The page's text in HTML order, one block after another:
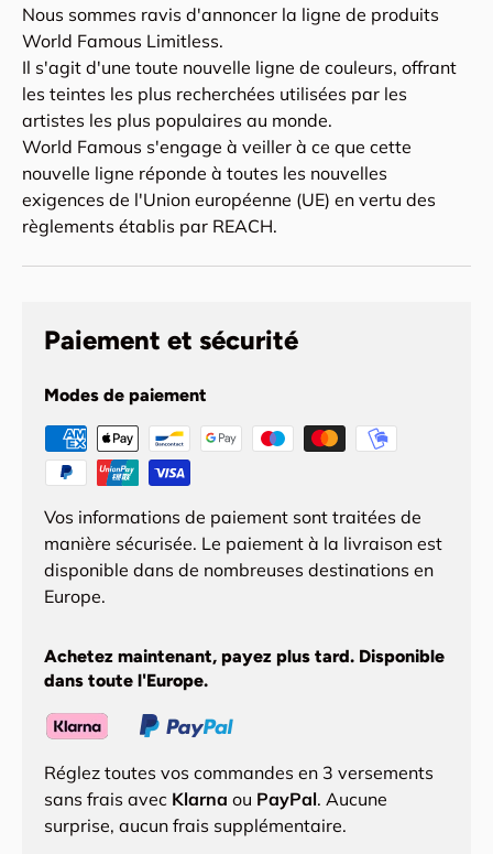
Nous sommes ravis d'annoncer la ligne de produits
World Famous Limitless.
Il s'agit d'une toute nouvelle ligne de couleurs, offrant
les teintes les plus recherchées utilisées par les
artistes les plus populaires au monde.
World Famous s'engage à veiller à ce que cette
nouvelle ligne réponde à toutes les nouvelles
exigences de l'Union européenne (UE) en vertu des
règlements établis par REACH.
Paiement et sécurité
Modes de paiement
Vos informations de paiement sont traitées de
manière sécurisée. Le paiement à la livraison est
disponible dans de nombreuses destinations en
Europe.
Achetez maintenant, payez plus tard. Disponible
dans toute l'Europe.
Réglez toutes vos commandes en 3 versements
sans frais avec Klarna ou PayPal. Aucune
surprise, aucun frais supplémentaire.